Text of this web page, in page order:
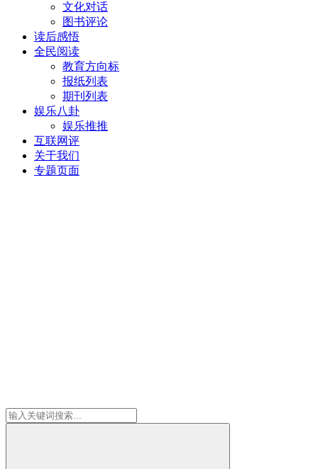
文化对话
图书评论
读后感悟
全民阅读
教育方向标
报纸列表
期刊列表
娱乐八卦
娱乐推推
互联网评
关于我们
专题页面